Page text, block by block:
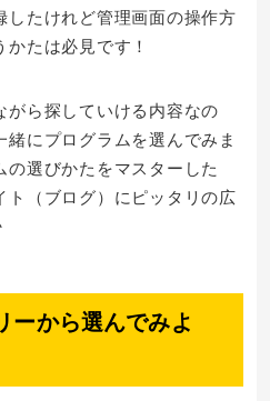
したけれど管理画面の操作方
たは必見です！
ら探していける内容なの
にプログラムを選んでみま
の選びかたをマスターした
ト（ブログ）にピッタリの広
ーから選んでみよ